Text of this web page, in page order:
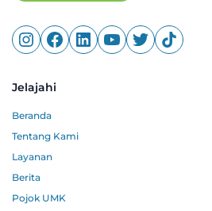
Jelajahi
Beranda
Tentang Kami
Layanan
Berita
Pojok UMK